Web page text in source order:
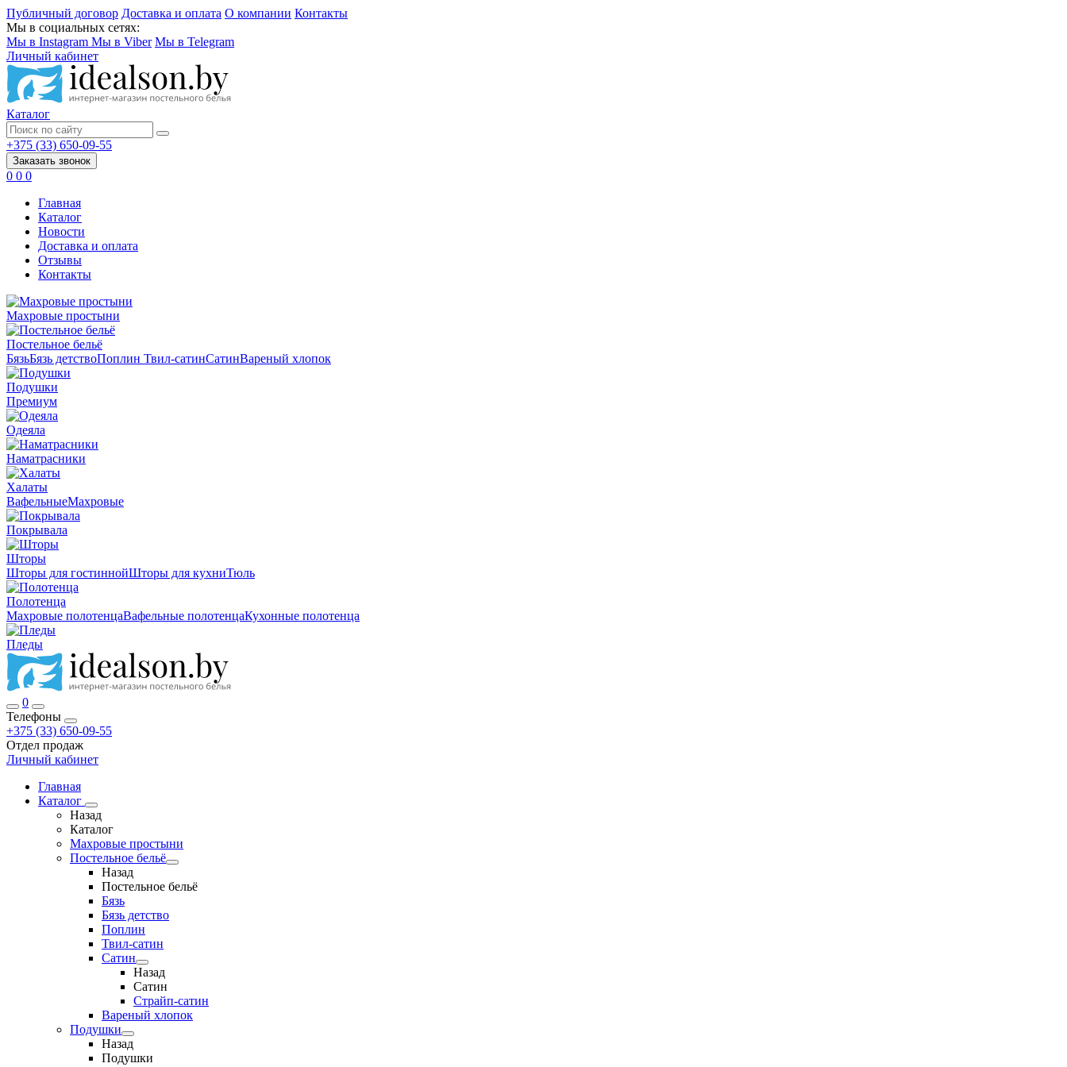
Публичный договор Доставка и оплата О компании Контакты
Мы в социальных сетях:
Мы в Instagram Мы в Viber Мы в Telegram
Личный кабинет
Каталог
+375 (33) 650-09-55
Заказать звонок
0 0 0
Главная
Каталог
Новости
Доставка и оплата
Отзывы
Контакты
Махровые простыни
Постельное бельё
БязьБязь детствоПоплин Твил-сатинСатинВареный хлопок
Подушки
Премиум
Одеяла
Наматрасники
Халаты
ВафельныеМахровые
Покрывала
Шторы
Шторы для гостиннойШторы для кухниТюль
Полотенца
Махровые полотенцаВафельные полотенцаКухонные полотенца
Пледы
0
Телефоны
+375 (33) 650-09-55
Отдел продаж
Личный кабинет
Главная
Каталог
Назад
Каталог
Махровые простыни
Постельное бельё
Назад
Постельное бельё
Бязь
Бязь детство
Поплин
Твил-сатин
Сатин
Назад
Сатин
Страйп-сатин
Вареный хлопок
Подушки
Назад
Подушки